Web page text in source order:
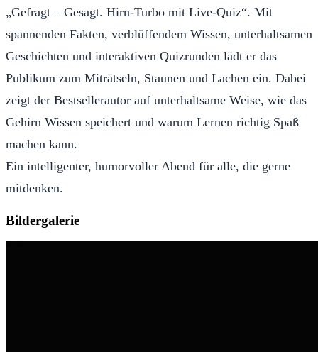
„Gefragt – Gesagt. Hirn-Turbo mit Live-Quiz“. Mit
spannenden Fakten, verblüffendem Wissen, unterhaltsamen
Geschichten und interaktiven Quizrunden lädt er das
Publikum zum Miträtseln, Staunen und Lachen ein. Dabei
zeigt der Bestsellerautor auf unterhaltsame Weise, wie das
Gehirn Wissen speichert und warum Lernen richtig Spaß
machen kann.
Ein intelligenter, humorvoller Abend für alle, die gerne
mitdenken.
Bildergalerie